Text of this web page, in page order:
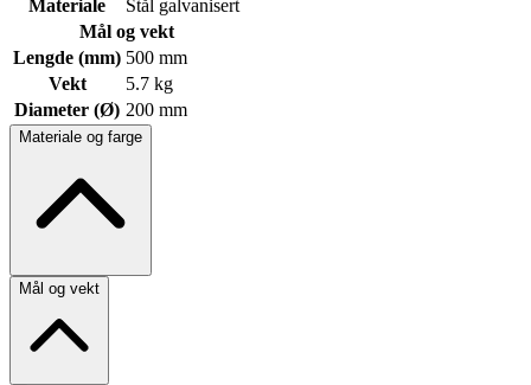
Materiale
Stål galvanisert
Mål og vekt
Lengde (mm) 500 mm
Vekt
5.7 kg
Diameter (Ø) 200 mm
Materiale og farge
Mål og vekt